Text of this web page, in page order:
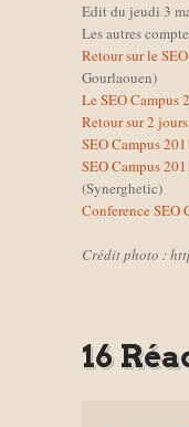
Edit du jeudi 3
Les autres
Retour sur le
Gourlaouen)
Le SEO Campus
Retour sur 2
SEO Campus
SEO Campus
(Synerghetic)
Conference SEO
Crédit photo :
16